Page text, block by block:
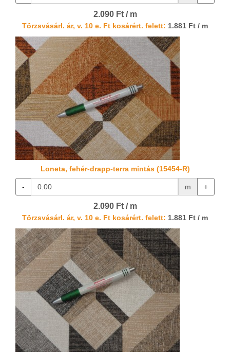
2.090 Ft / m
Törzsvásárl. ár, v. 10 e. Ft kosárért. felett: 1.881 Ft / m
Loneta, fehér-drapp-terra mintás (15454-R)
- m +
2.090 Ft / m
Törzsvásárl. ár, v. 10 e. Ft kosárért. felett: 1.881 Ft / m